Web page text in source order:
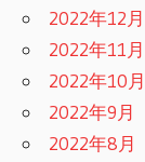
2022年12月
2022年11月
2022年10月
2022年9月
2022年8月